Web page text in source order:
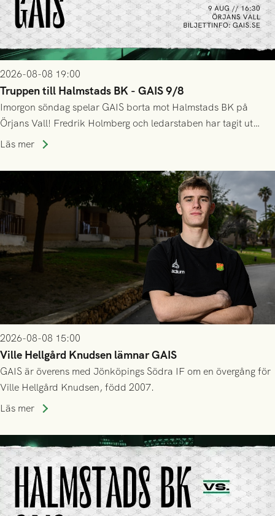
2026-08-08 19:00
Truppen till Halmstads BK - GAIS 9/8
Imorgon söndag spelar GAIS borta mot Halmstads BK på
Örjans Vall! Fredrik Holmberg och ledarstaben har tagit ut
följande trupp till matchen:
Läs mer
2026-08-08 15:00
Ville Hellgård Knudsen lämnar GAIS
GAIS är överens med Jönköpings Södra IF om en övergång för
Ville Hellgård Knudsen, född 2007.
Läs mer